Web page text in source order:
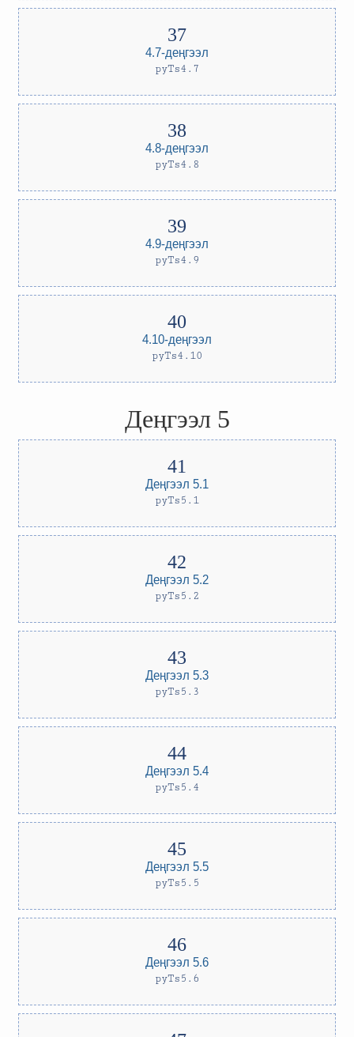
4.7-деңгээл
pyTs4.7
4.8-деңгээл
pyTs4.8
4.9-деңгээл
pyTs4.9
4.10-деңгээл
pyTs4.10
Деңгээл 5
Деңгээл 5.1
pyTs5.1
Деңгээл 5.2
pyTs5.2
Деңгээл 5.3
pyTs5.3
Деңгээл 5.4
pyTs5.4
Деңгээл 5.5
pyTs5.5
Деңгээл 5.6
pyTs5.6